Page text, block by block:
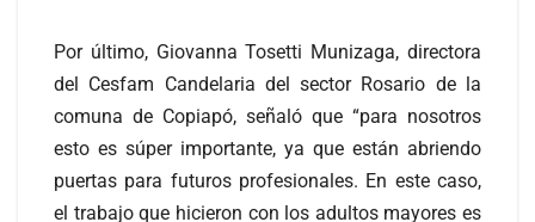
Por último, Giovanna Tosetti Munizaga, directora
del Cesfam Candelaria del sector Rosario de la
comuna de Copiapó, señaló que “para nosotros
esto es súper importante, ya que están abriendo
puertas para futuros profesionales. En este caso,
el trabajo que hicieron con los adultos mayores es